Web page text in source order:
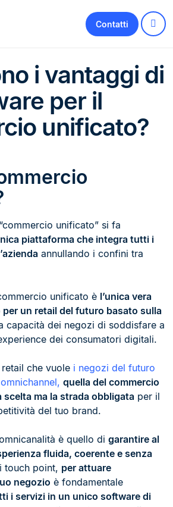
Contatti
i vantaggi di
per il
unificato?
unificato” si fa
piattaforma che integra tutti i
annullando i confini tra
unificato è l’unica vera
un retail del futuro basato sulla
capacità dei negozi di soddisfare a
dei consumatori digitali.
che vuole i negozi del futuro
quella del commercio
ma la strada obbligata per il
del tuo brand.
è quello di garantire al
fluida, coerente e senza
touch point, per attuare
negozio è fondamentale
i servizi in un unico software di